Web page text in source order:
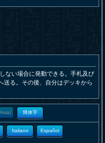
ない場合に発動できる。手札及び
送る。その後、自分はデッキから
簡体字
Italiano Español